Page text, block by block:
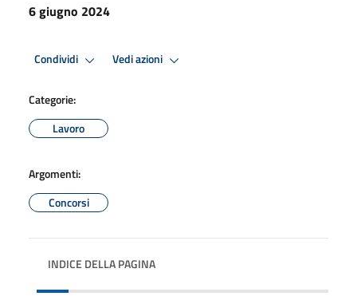
6 giugno 2024
Condividi Vedi azioni
Categorie:
Lavoro
Argomenti:
Concorsi
INDICE DELLA PAGINA